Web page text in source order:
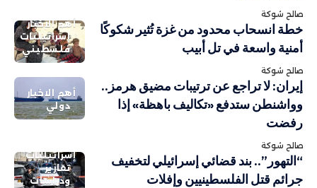
صالح شوكة
أهم الاخبار
إسرائيليات
فلسطيني
خطة انسحاب محدود من غزة تُثير شكوكًا
أمنية واسعة في تل أبيب
صالح شوكة
أهم الاخبار
دولي
إيران: لا تراجع عن ترتيبات مضيق هرمز..
وواشنطن ستدفع «تكاليف باهظة» إذا
رفضت
صالح شوكة
إسرائيليات
تقارير
ودراسات
“التهور”.. بند قضائي إسرائيلي لتخفيف
جرائم قتل الفلسطينيين وإفلات